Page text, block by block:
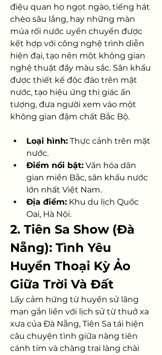
điệu quan họ ngọt ngào, tiếng hát
chèo sâu lắng, hay những màn
múa rối nước uyển chuyển được
kết hợp với công nghệ trình diễn
hiện đại, tạo nên một không gian
nghệ thuật đầy màu sắc. Sân khấu
được thiết kế độc đáo trên mặt
nước, tạo hiệu ứng thị giác ấn
tượng, đưa người xem vào một
không gian đậm chất Bắc Bộ.
Loại hình: Thực cảnh trên mặt
nước.
Điểm nổi bật: Văn hóa dân
gian miền Bắc, sân khấu nước
lớn nhất Việt Nam.
Địa điểm: Khu du lịch Quốc
Oai, Hà Nội.
2. Tiên Sa Show (Đà
Nẵng): Tình Yêu
Huyền Thoại Kỳ Ảo
Giữa Trời Và Đất
Lấy cảm hứng từ huyền sử lãng
mạn gắn liền với lịch sử từ thuở xa
xưa của Đà Nẵng, Tiên Sa tái hiện
câu chuyện tình giữa nàng tiên
cánh tím và chàng trai làng chài